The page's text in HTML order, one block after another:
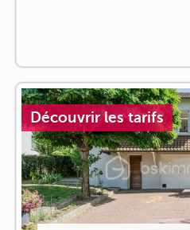
Découvrir les tarifs